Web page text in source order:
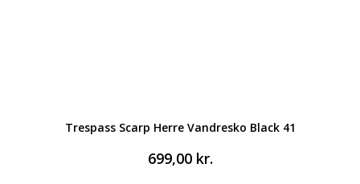
Trespass Scarp Herre Vandresko Black 41
699,00 kr.